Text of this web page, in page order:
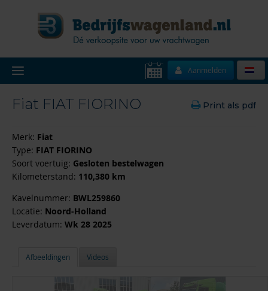
Aanmelden
Fiat FIAT FIORINO Print als pdf
Merk: Fiat
Type: FIAT FIORINO
Soort voertuig: Gesloten bestelwagen
Kilometerstand: 110,380 km
Kavelnummer: BWL259860
Locatie: Noord-Holland
Leverdatum: Wk 28 2025
Afbeeldingen Videos